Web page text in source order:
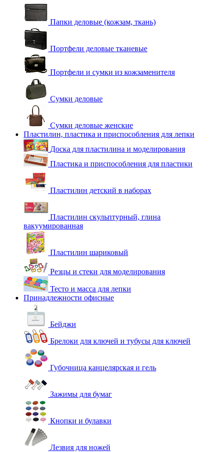
Папки деловые (кожзам, ткань)
Портфели деловые тканевые
Портфели и сумки из кожзаменителя
Сумки деловые
Сумки деловые женские
Пластилин, пластика и приспособления для лепки
Доска для пластилина и моделирования
Пластика и приспособления для пластики
Пластилин детский в наборах
Пластилин скульптурный, глина
вакуумированная
Пластилин шариковый
Резцы и стеки для моделирования
Тесто и масса для лепки
Принадлежности офисные
Бейджи
Брелоки для ключей и тубусы для ключей
Губочница канцелярская и гель
Зажимы для бумаг
Кнопки и булавки
Лезвия для ножей